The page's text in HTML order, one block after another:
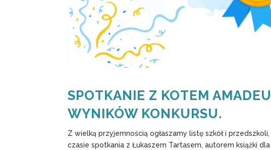
SPOTKANIE Z KOTEM
WYNIKÓW KONKURSU.
Z wielką przyjemnością ogłaszamy listę szkół i
czasie spotkania z Łukaszem Tartasem, autorem książki